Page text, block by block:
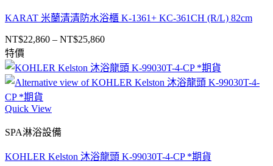
KARAT 米蘭清清防水浴櫃 K-1361+ KC-361CH (R/L) 82cm
NT$22,860 – NT$25,860價
範
圍：
特價
Quick View
SPA淋浴設備
KOHLER Kelston 沐浴龍頭 K-99030T-4-CP *期貨